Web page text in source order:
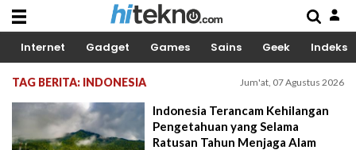
Internet Gadget Games Sains Geek Indeks
TAG BERITA: INDONESIA Jum'at, 07 Agustus 2026
Indonesia Terancam Kehilangan
Pengetahuan yang Selama
Ratusan Tahun Menjaga Alam